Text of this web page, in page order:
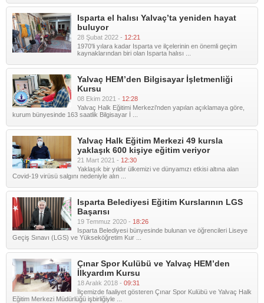
Isparta el halısı Yalvaç’ta yeniden hayat
buluyor
28 Şubat 2022 - 12:21
1970'li yılara kadar Isparta ve ilçelerinin en önemli geçim
kaynaklarından biri olan Isparta halısı ...
Yalvaç HEM’den Bilgisayar İşletmenliği
Kursu
08 Ekim 2021 - 12:28
Yalvaç Halk Eğitimi Merkezi'nden yapılan açıklamaya göre,
kurum bünyesinde 163 saatlik Bilgisayar İ ...
Yalvaç Halk Eğitim Merkezi 49 kursla
yaklaşık 600 kişiye eğitim veriyor
21 Mart 2021 - 12:30
Yaklaşık bir yıldır ülkemizi ve dünyamızı etkisi altına alan
Covid-19 virüsü salgını nedeniyle alın ...
Isparta Belediyesi Eğitim Kurslarının LGS
Başarısı
19 Temmuz 2020 - 18:26
Isparta Belediyesi bünyesinde bulunan ve öğrencileri Liseye
Geçiş Sınavı (LGS) ve Yükseköğretim Kur ...
Çınar Spor Kulübü ve Yalvaç HEM’den
İlkyardım Kursu
18 Aralık 2018 - 09:31
İlçemizde faaliyet gösteren Çınar Spor Kulübü ve Yalvaç Halk
Eğitim Merkezi Müdürlüğü işbirliğiyle ...